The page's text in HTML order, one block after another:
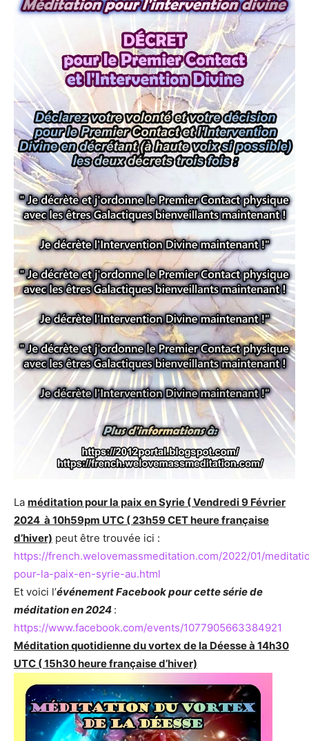
La méditation pour la paix en Syrie ( Vendredi9 Février
2024 à 10h59pm UTC ( 23h59 CET heure française
d’hiver) peut être trouvée ici :
https://french.welovemassmeditation.com/2022/01/
pour-la-paix-en-syrie-au.html
Et voici l’événement Facebook pour cette série de
méditation en 2024 :
https://www.facebook.com/events/1077905663384921
Méditation quotidienne du vortex de la Déesse à 14h30
UTC ( 15h30 heure française d’hiver)